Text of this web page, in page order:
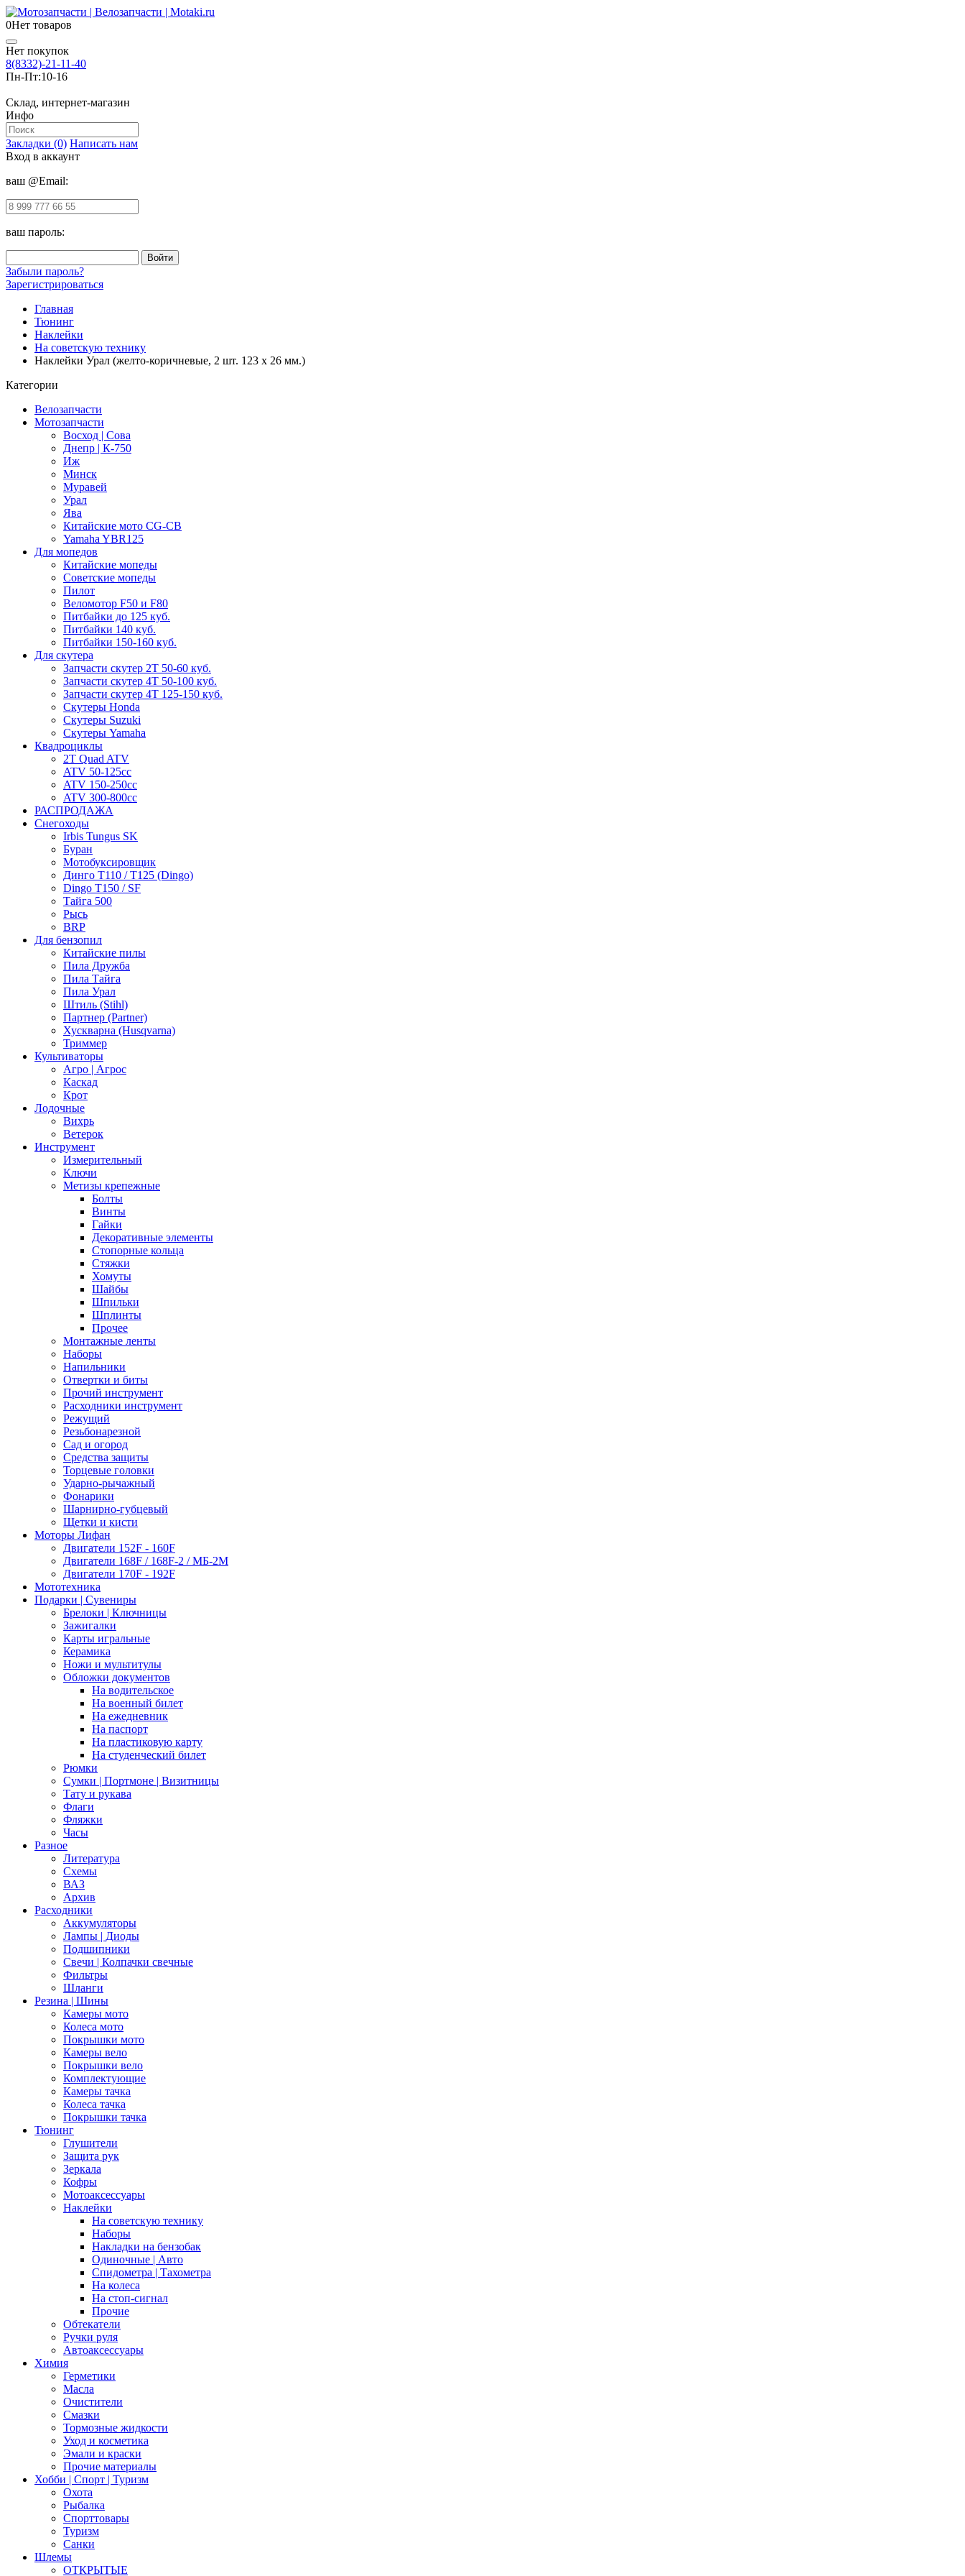
0Нет товаров
Нет покупок
8(8332)-21-11-40
Пн-Пт:10-16
Склад, интернет-магазин
Инфо
Закладки (0) Написать нам
Вход в аккаунт
ваш @Email:
ваш пароль:
Забыли пароль?
Зарегистрироваться
Главная
Тюнинг
Наклейки
На советскую технику
Наклейки Урал (желто-коричневые, 2 шт. 123 x 26 мм.)
Категории
Велозапчасти
Мотозапчасти
Восход | Сова
Днепр | К-750
Иж
Минск
Муравей
Урал
Ява
Китайские мото CG-CB
Yamaha YBR125
Для мопедов
Китайские мопеды
Советские мопеды
Пилот
Веломотор F50 и F80
Питбайки до 125 куб.
Питбайки 140 куб.
Питбайки 150-160 куб.
Для скутера
Запчасти скутер 2Т 50-60 куб.
Запчасти скутер 4Т 50-100 куб.
Запчасти скутер 4Т 125-150 куб.
Скутеры Honda
Скутеры Suzuki
Скутеры Yamaha
Квадроциклы
2T Quad ATV
ATV 50-125cc
ATV 150-250cc
ATV 300-800cc
РАСПРОДАЖА
Снегоходы
Irbis Tungus SK
Буран
Мотобуксировщик
Динго T110 / T125 (Dingo)
Dingo T150 / SF
Тайга 500
Рысь
BRP
Для бензопил
Китайские пилы
Пила Дружба
Пила Тайга
Пила Урал
Штиль (Stihl)
Партнер (Partner)
Хускварна (Husqvarna)
Триммер
Культиваторы
Агро | Агрос
Каскад
Крот
Лодочные
Вихрь
Ветерок
Инструмент
Измерительный
Ключи
Метизы крепежные
Болты
Винты
Гайки
Декоративные элементы
Стопорные кольца
Стяжки
Хомуты
Шайбы
Шпильки
Шплинты
Прочее
Монтажные ленты
Наборы
Напильники
Отвертки и биты
Прочий инструмент
Расходники инструмент
Режущий
Резьбонарезной
Сад и огород
Средства защиты
Торцевые головки
Ударно-рычажный
Фонарики
Шарнирно-губцевый
Щетки и кисти
Моторы Лифан
Двигатели 152F - 160F
Двигатели 168F / 168F-2 / МБ-2М
Двигатели 170F - 192F
Мототехника
Подарки | Сувениры
Брелоки | Ключницы
Зажигалки
Карты игральные
Керамика
Ножи и мультитулы
Обложки документов
На водительское
На военный билет
На ежедневник
На паспорт
На пластиковую карту
На студенческий билет
Рюмки
Сумки | Портмоне | Визитницы
Тату и рукава
Флаги
Фляжки
Часы
Разное
Литература
Схемы
ВАЗ
Архив
Расходники
Аккумуляторы
Лампы | Диоды
Подшипники
Свечи | Колпачки свечные
Фильтры
Шланги
Резина | Шины
Камеры мото
Колеса мото
Покрышки мото
Камеры вело
Покрышки вело
Комплектующие
Камеры тачка
Колеса тачка
Покрышки тачка
Тюнинг
Глушители
Защита рук
Зеркала
Кофры
Мотоаксессуары
Наклейки
На советскую технику
Наборы
Накладки на бензобак
Одиночные | Авто
Спидометра | Тахометра
На колеса
На стоп-сигнал
Прочие
Обтекатели
Ручки руля
Автоаксессуары
Химия
Герметики
Масла
Очистители
Смазки
Тормозные жидкости
Уход и косметика
Эмали и краски
Прочие материалы
Хобби | Cпорт | Туризм
Охота
Рыбалка
Спорттовары
Туризм
Санки
Шлемы
ОТКРЫТЫЕ